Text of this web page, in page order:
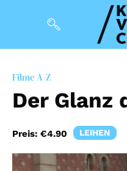
Magazin
Events
Filme A-Z
Der Glanz
Preis: €4.90 LEIHEN